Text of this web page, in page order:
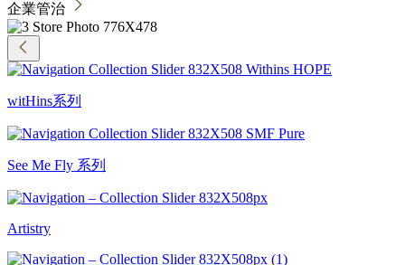
企業管治
witHins系列
See Me Fly 系列
Artistry